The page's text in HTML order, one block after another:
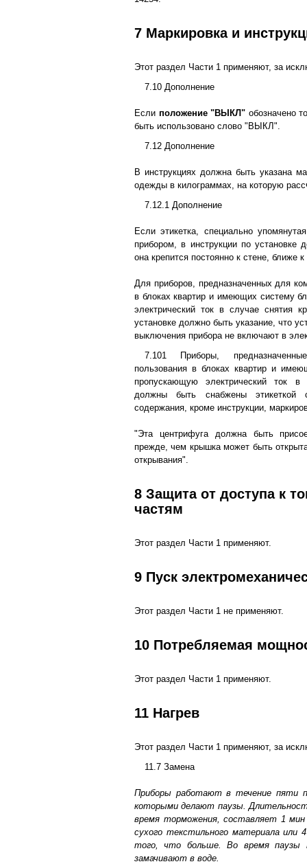
7 Маркировка и
Этот раздел Части 1 применяют, за
7.10 Дополнение
Если положение "ВЫКЛ" обозначено
быть использовано слово "ВЫКЛ".
7.12 Дополнение
В инструкциях должна быть указана
одежды в килограммах, на которую
7.12.1 Дополнение
Если этикетка, специально
прибором, в инструкции по установке
она крепится постоянно к стене, ближе к
Для приборов, предназначенных для
в блоках квартир и имеющих систему
электрический ток в случае снятия
установке должно быть указание, что
выключения прибора не включают в
7.101 Приборы,
пользования в блоках квартир и
пропускающую электрический ток
должны быть снабжены этикеткой
содержания, кроме инструкции,
"Эта центрифуга должна быть
прежде, чем крышка может быть
открывания".
8 Защита от доступа к
частям
Этот раздел Части 1 применяют.
9 Пуск
Этот раздел Части 1 не применяют.
10 Потребляемая
Этот раздел Части 1 применяют.
11 Нагрев
Этот раздел Части 1 применяют, за
11.7 Замена
Приборы работают в течение пяти
которыми делают паузы.
время торможения, составляет 1 мин
сухого текстильного материала или
того, что больше. Во время паузы
замачивают в воде.